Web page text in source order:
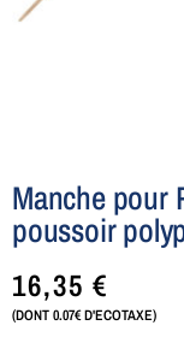
Manche pour
poussoir
16,35€
(DONT 0.07€ D'ECOTAXE)